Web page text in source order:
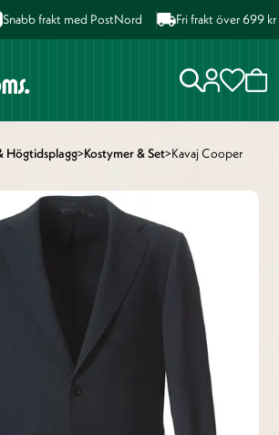
frakt med PostNord Fri frakt över 699 kr
Högtidsplagg>Kostymer & Set>Kavaj Cooper